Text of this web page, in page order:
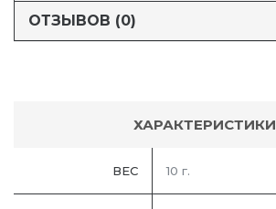
ОТЗЫВОВ (0)
ХАРАКТЕРИСТИКИ
ВЕС 10 г.